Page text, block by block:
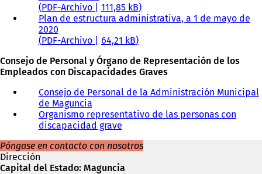
PDF-Archivo
111,85 kB
Plan de estructura administrativa, a 1 de mayo de
2020
PDF-Archivo
64,21 kB
Consejo de Personal y Órgano de Representación de los
Empleados con Discapacidades Graves
Consejo de Personal de la Administración Municipal
de Maguncia
Organismo representativo de las personas con
discapacidad grave
Póngase en contacto con nosotros
Dirección
Capital del Estado: Maguncia